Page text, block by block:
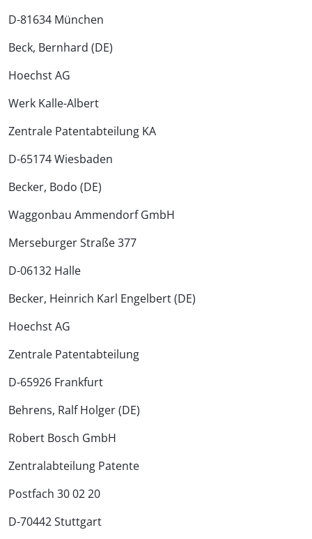
D-81634 München
Beck, Bernhard (DE)
Hoechst AG
Werk Kalle-Albert
Zentrale Patentabteilung KA
D-65174 Wiesbaden
Becker, Bodo (DE)
Waggonbau Ammendorf GmbH
Merseburger Straße 377
D-06132 Halle
Becker, Heinrich Karl Engelbert (DE)
Hoechst AG
Zentrale Patentabteilung
D-65926 Frankfurt
Behrens, Ralf Holger (DE)
Robert Bosch GmbH
Zentralabteilung Patente
Postfach 30 02 20
D-70442 Stuttgart